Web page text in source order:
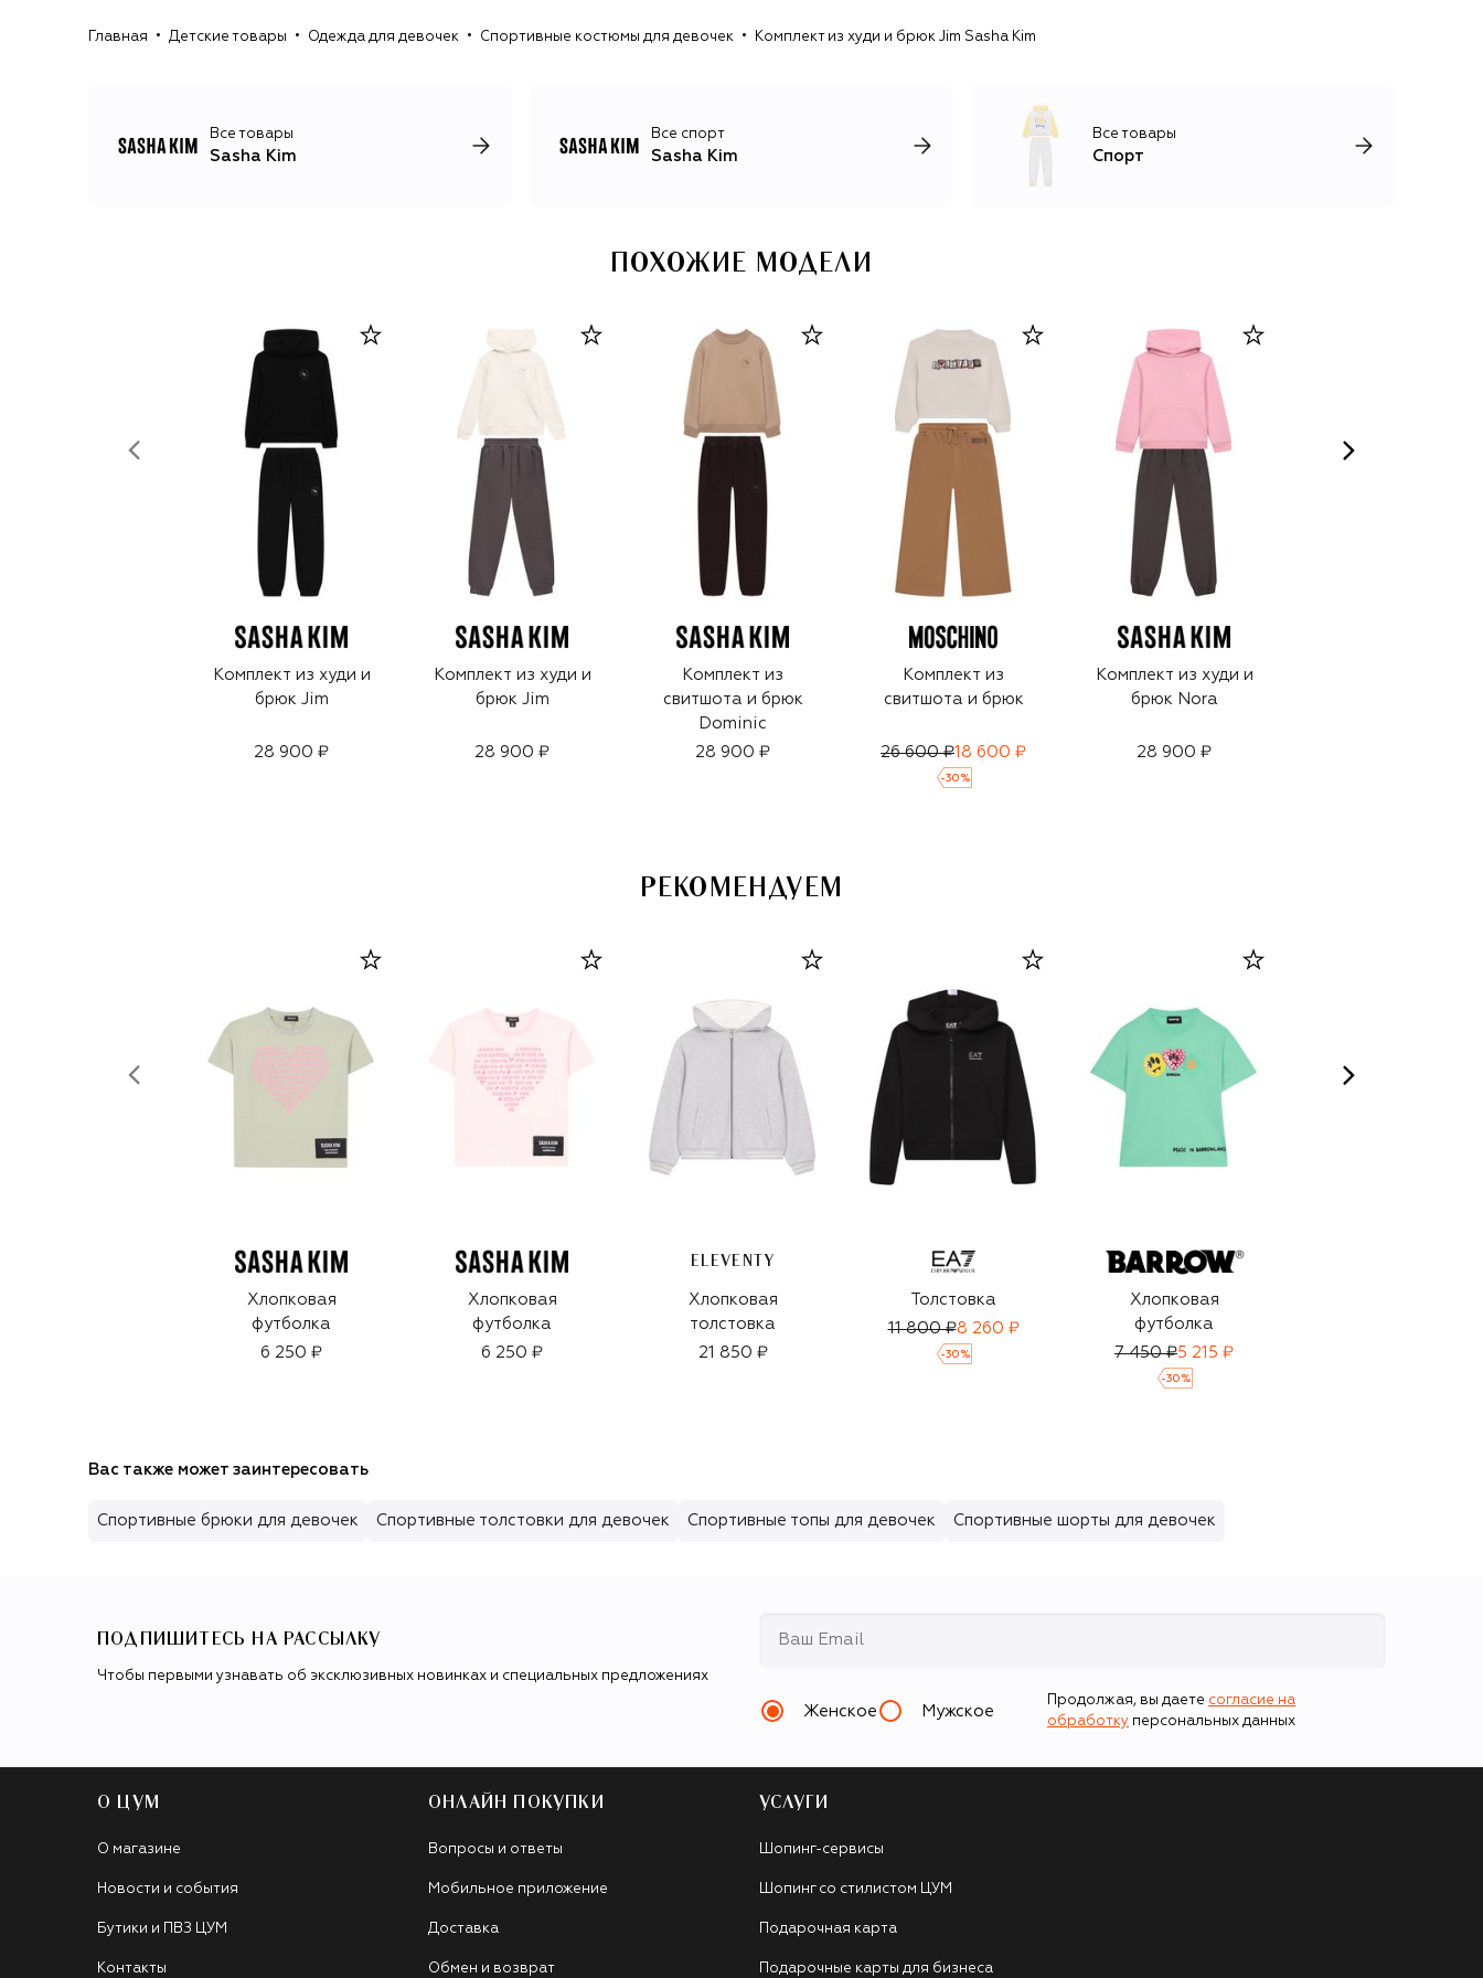
Главная Детские товары Одежда для девочек Спортивные костюмы для девочек Комплект из худи и брюк Jim Sasha Kim
Все товары
Sasha Kim
Все спорт
Sasha Kim
Все товары
Спорт
ПОХОЖИЕ МОДЕЛИ
Комплект из худи и
брюк Jim
28 900 ₽
Комплект из худи и
брюк Jim
28 900 ₽
Комплект из
свитшота и брюк
Dominic
28 900 ₽
Комплект из
свитшота и брюк
26 600 ₽18 600 ₽
-30 %
Комплект из худи и
брюк Nora
28 900 ₽
РЕКОМЕНДУЕМ
Хлопковая
футболка
6 250 ₽
Хлопковая
футболка
6 250 ₽
ELEVENTY
Хлопковая
толстовка
21 850 ₽
Толстовка
11 800 ₽8 260 ₽
-30 %
Хлопковая
футболка
7 450 ₽5 215 ₽
-30 %
Вас также может заинтересовать
Спортивные брюки для девочек Спортивные толстовки для девочек Спортивные топы для девочек Спортивные шорты для девочек
ПОДПИШИТЕСЬ НА РАССЫЛКУ
Чтобы первыми узнавать об эксклюзивных новинках и специальных предложениях
Женское Мужское
Продолжая, вы даете согласие на
обработку персональных данных
О ЦУМ
О магазине
Новости и события
Бутики и ПВЗ ЦУМ
Контакты
ОНЛАЙН ПОКУПКИ
Вопросы и ответы
Мобильное приложение
Доставка
Обмен и возврат
УСЛУГИ
Шопинг-сервисы
Шопинг со стилистом ЦУМ
Подарочная карта
Подарочные карты для бизнеса